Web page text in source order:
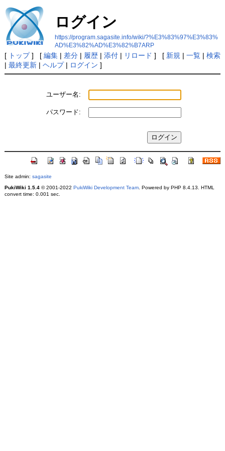
ログイン
https://program.sagasite.info/wiki/?%E3%83%97%E3%83%
AD%E3%82%AD%E3%82%B7ARP
[ トップ] [ 編集| 差分| 履歴| 添付| リロード ] [ 新規 | 一覧| 検索
| 最終更新| ヘルプ| ログイン ]
ユーザー名:
パスワード:
Site admin: sagasite
PukiWiki 1.5.4© 2001-2022 PukiWiki Development Team. Powered by PHP 8.4.13. HTML
convert time: 0.001 sec.